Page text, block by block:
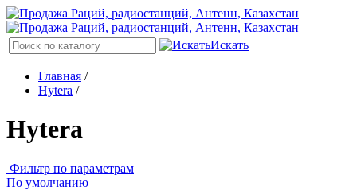
Искать
Главная /
Hytera /
Hytera
Фильтр по параметрам
По умолчанию